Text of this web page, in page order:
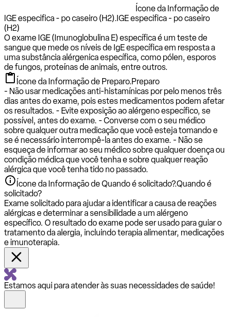
Ícone da Informação de
IGE especifica - po caseiro (H2).IGE especifica - po caseiro
(H2)
O exame IGE (Imunoglobulina E) específica é um teste de
sangue que mede os níveis de IgE específica em resposta a
uma substância alérgenica específica, como pólen, esporos
de fungos, proteínas de animais, entre outros.
Ícone da Informação de Preparo.Preparo
- Não usar medicações anti-histamínicas por pelo menos três
dias antes do exame, pois estes medicamentos podem afetar
os resultados. - Evite exposição ao alérgeno específico, se
possível, antes do exame. - Converse com o seu médico
sobre qualquer outra medicação que você esteja tomando e
se é necessário interrompê-la antes do exame. - Não se
esqueça de informar ao seu médico sobre qualquer doença ou
condição médica que você tenha e sobre qualquer reação
alérgica que você tenha tido no passado.
Ícone da Informação de Quando é solicitado?.Quando é
solicitado?
Exame solicitado para ajudar a identificar a causa de reações
alérgicas e determinar a sensibilidade a um alérgeno
específico. O resultado do exame pode ser usado para guiar o
tratamento da alergia, incluindo terapia alimentar, medicações
e imunoterapia.
Estamos aqui para atender às suas necessidades de saúde!